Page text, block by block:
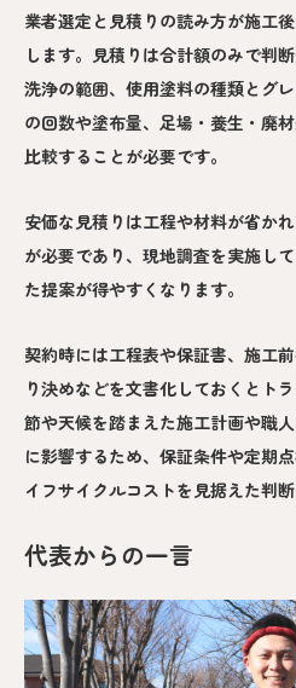
業者選定と見積りの読み方が施工
します。見積りは合計額のみで判
洗浄の範囲、使用塗料の種類とグ
の回数や塗布量、足場・養生・廃
比較することが必要です。
安価な見積りは工程や材料が省か
が必要であり、現地調査を実施し
た提案が得やすくなります。
契約時には工程表や保証書、施工
り決めなどを文書化しておくとト
節や天候を踏まえた施工計画や職
に影響するため、保証条件や定期
イフサイクルコストを見据えた判
代表からの一言